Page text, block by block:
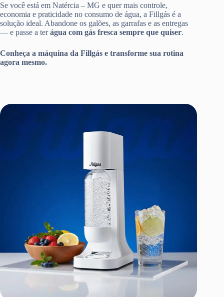
Se você está em Natércia – MG e quer mais controle,
economia e praticidade no consumo de água, a Fillgás é a
solução ideal. Abandone os galões, as garrafas e as entregas
— e passe a terágua com gás fresca sempre que quiser.
Conheça a máquina da Fillgás e transforme sua rotina
agora mesmo.